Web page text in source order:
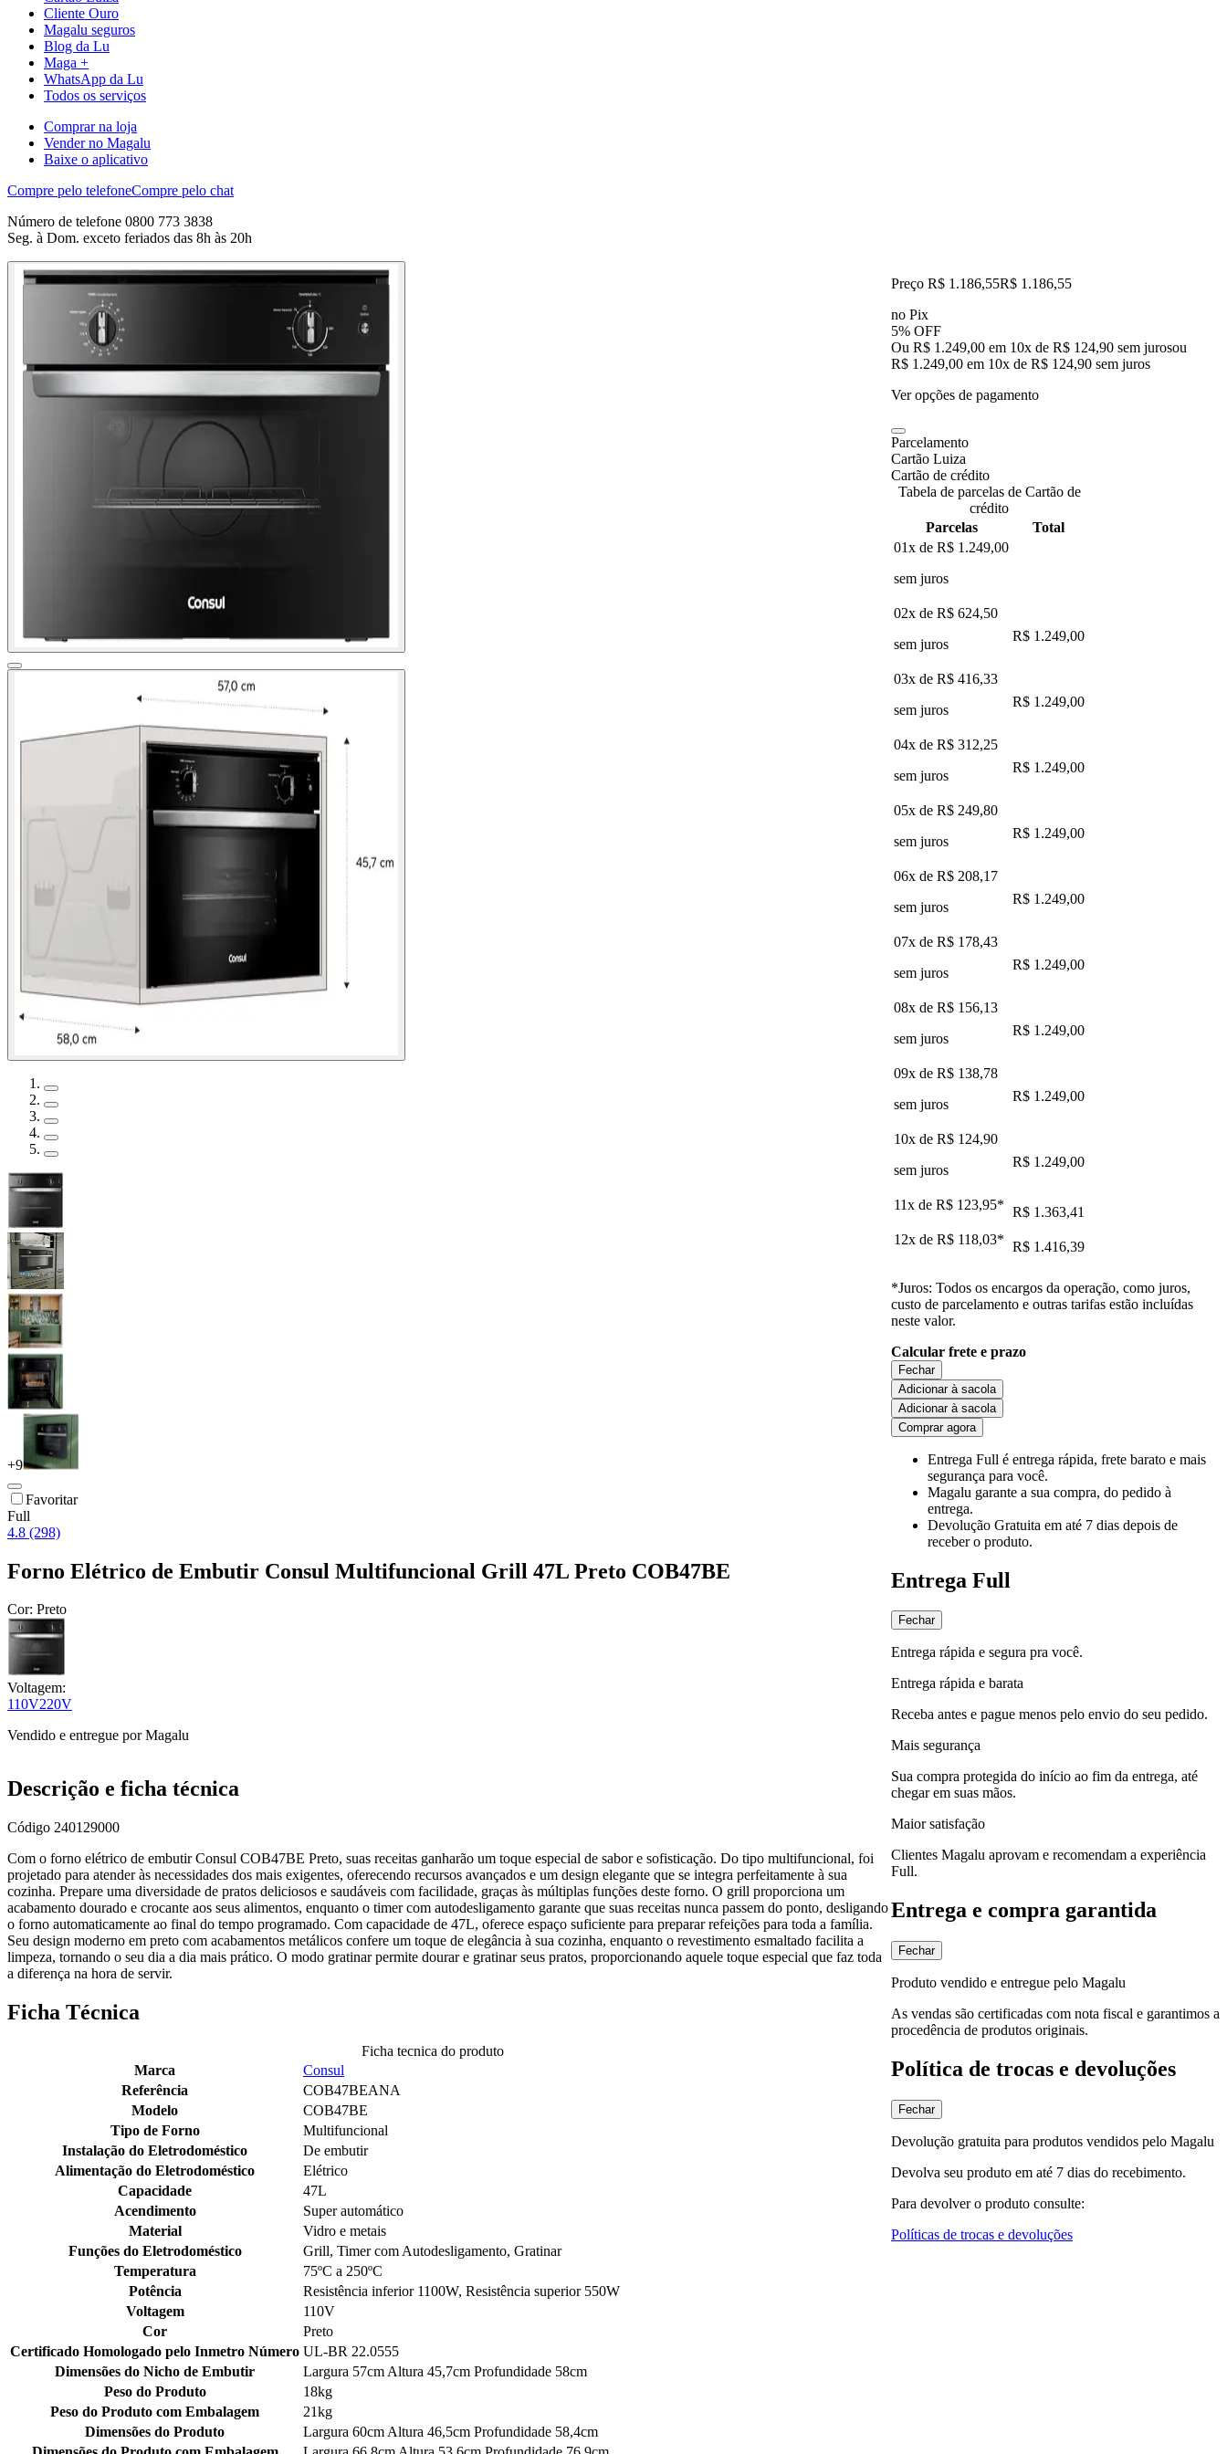
Cliente Ouro
Magalu seguros
Blog da Lu
Maga +
WhatsApp da Lu
Todos os serviços
Comprar na loja
Vender no Magalu
Baixe o aplicativo
Compre pelo telefoneCompre pelo chat
Número de telefone 0800 773 3838
Seg. à Dom. exceto feriados das 8h às 20h
+9
Favoritar
Full
4.8 (298)
Forno Elétrico de Embutir Consul Multifuncional Grill 47L Preto COB47BE
Cor: Preto
Voltagem:
110V220V
Vendido e entregue por Magalu
Preço R$ 1.186,55R$ 1.186,55
no Pix
5% OFF
Ou R$ 1.249,00 em 10x de R$ 124,90 sem jurosou
R$ 1.249,00 em 10x de R$ 124,90 sem juros
Ver opções de pagamento
Parcelamento
Cartão Luiza
Cartão de crédito
Tabela de parcelas de Cartão de
crédito
Parcelas
Total
01x de R$ 1.249,00
sem juros
02x de R$ 624,50
sem juros
R$ 1.249,00
03x de R$ 416,33
sem juros
R$ 1.249,00
04x de R$ 312,25
sem juros
R$ 1.249,00
05x de R$ 249,80
sem juros
R$ 1.249,00
06x de R$ 208,17
sem juros
R$ 1.249,00
07x de R$ 178,43
sem juros
R$ 1.249,00
08x de R$ 156,13
sem juros
R$ 1.249,00
09x de R$ 138,78
sem juros
R$ 1.249,00
10x de R$ 124,90
sem juros
R$ 1.249,00
11x de R$ 123,95* R$ 1.363,41
12x de R$ 118,03* R$ 1.416,39
*Juros: Todos os encargos da operação, como juros,
custo de parcelamento e outras tarifas estão incluídas
neste valor.
Calcular frete e prazo
Fechar
Adicionar à sacola
Adicionar à sacola
Comprar agora
Entrega Full é entrega rápida, frete barato e mais
segurança para você.
Magalu garante a sua compra, do pedido à
entrega.
Devolução Gratuita em até 7 dias depois de
receber o produto.
Entrega Full
Fechar
Entrega rápida e segura pra você.
Entrega rápida e barata
Receba antes e pague menos pelo envio do seu pedido.
Mais segurança
Sua compra protegida do início ao fim da entrega, até
chegar em suas mãos.
Maior satisfação
Clientes Magalu aprovam e recomendam a experiência
Full.
Entrega e compra garantida
Fechar
Produto vendido e entregue pelo Magalu
As vendas são certificadas com nota fiscal e garantimos a
procedência de produtos originais.
Política de trocas e devoluções
Fechar
Devolução gratuita para produtos vendidos pelo Magalu
Devolva seu produto em até 7 dias do recebimento.
Para devolver o produto consulte:
Políticas de trocas e devoluções
Descrição e ficha técnica
Código 240129000
Com o forno elétrico de embutir Consul COB47BE Preto, suas receitas ganharão um toque especial de sabor e sofisticação. Do tipo multifuncional, foi
projetado para atender às necessidades dos mais exigentes, oferecendo recursos avançados e um design elegante que se integra perfeitamente à sua
cozinha. Prepare uma diversidade de pratos deliciosos e saudáveis com facilidade, graças às múltiplas funções deste forno. O grill proporciona um
acabamento dourado e crocante aos seus alimentos, enquanto o timer com autodesligamento garante que suas receitas nunca passem do ponto, desligando
o forno automaticamente ao final do tempo programado. Com capacidade de 47L, oferece espaço suficiente para preparar refeições para toda a família.
Seu design moderno em preto com acabamentos metálicos confere um toque de elegância à sua cozinha, enquanto o revestimento esmaltado facilita a
limpeza, tornando o seu dia a dia mais prático. O modo gratinar permite dourar e gratinar seus pratos, proporcionando aquele toque especial que faz toda
a diferença na hora de servir.
Ficha Técnica
Ficha tecnica do produto
Marca
Consul
Referência
COB47BEANA
Modelo
COB47BE
Tipo de Forno
Multifuncional
Instalação do Eletrodoméstico
De embutir
Alimentação do Eletrodoméstico
Elétrico
Capacidade
47L
Acendimento
Super automático
Material
Vidro e metais
Funções do Eletrodoméstico
Grill, Timer com Autodesligamento, Gratinar
Temperatura
75ºC a 250ºC
Potência
Resistência inferior 1100W, Resistência superior 550W
Voltagem
110V
Cor
Preto
Certificado Homologado pelo Inmetro Número UL-BR 22.0555
Dimensões do Nicho de Embutir
Largura 57cm Altura 45,7cm Profundidade 58cm
Peso do Produto
18kg
Peso do Produto com Embalagem
21kg
Dimensões do Produto
Largura 60cm Altura 46,5cm Profundidade 58,4cm